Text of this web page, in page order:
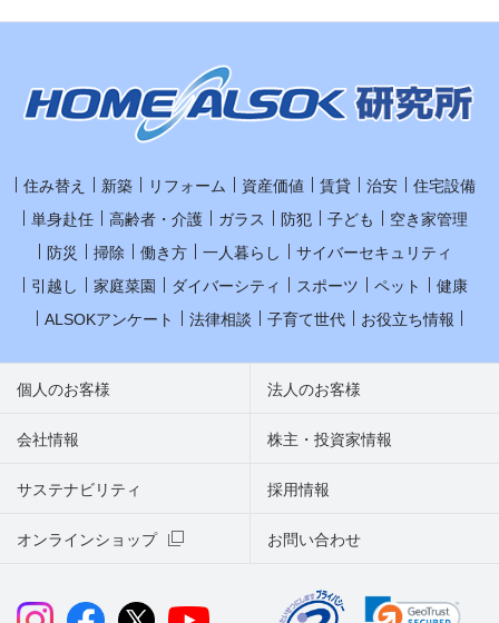
住み替え 新築 リフォーム 資産価値 賃貸 治安
住宅設備
単身赴任
高齢者・介護 ガラス 防犯 子ども
空き家管理
防災
掃除 働き方 一人暮らし
サイバーセキュリティ
引越し
家庭菜園 ダイバーシティ スポーツ ペット
健康
ALSOKアンケート
法律相談 子育て世代 お役立ち情報
個人のお客様 法人のお客様
会社情報 株主・投資家情報
サステナビリティ
オンラインショップ お問い合わせ
採用情報